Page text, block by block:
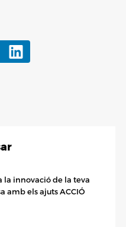
la innovació de la teva
amb els ajuts ACCIÓ